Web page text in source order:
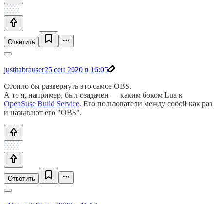
Ответить
justhabrauser25 сен 2020 в 16:05
Стоило бы развернуть это самое OBS.
А то я, например, был озадачен — каким боком Lua к
OpenSuse Build Service. Его пользователи между собой как раз
и называют его "OBS".
Ответить